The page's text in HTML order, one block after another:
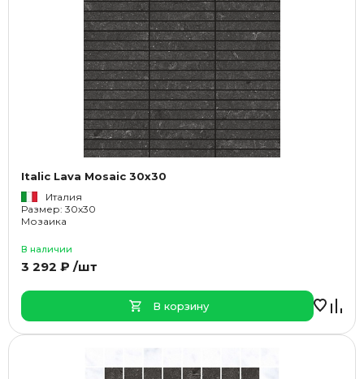
Italic Lava Mosaic 30x30
Италия
Размер: 30x30
Мозаика
В наличии
3 292 ₽ /шт
В корзину